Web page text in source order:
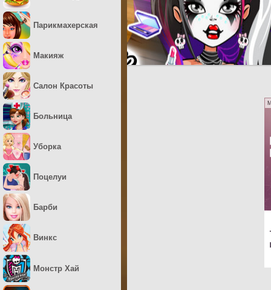
Парикмахерская
Макияж
Салон Красоты
Больница
Уборка
Поцелуи
Барби
Винкс
Монстр Хай